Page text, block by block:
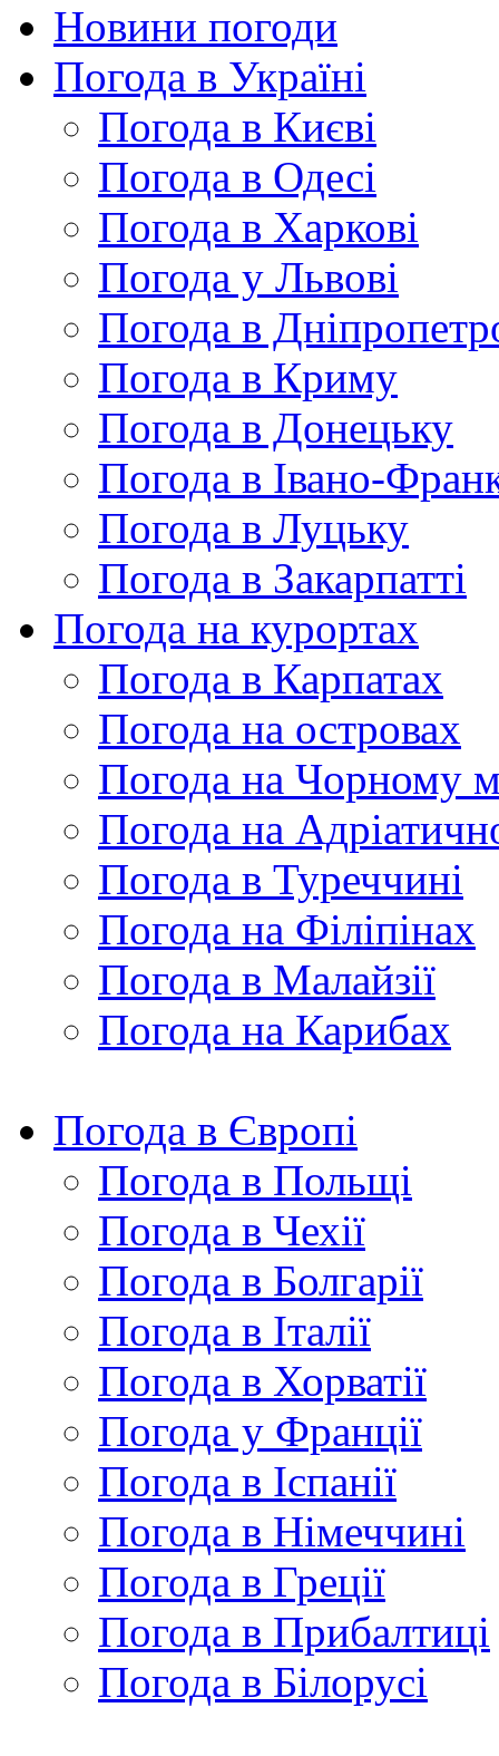
Новини погоди
Погода в Україні
Погода в Києві
Погода в Одесі
Погода в Харкові
Погода у Львові
Погода в
Погода в Криму
Погода в Донецьку
Погода в Івано-
Погода в Луцьку
Погода в Закарпатті
Погода на курортах
Погода в Карпатах
Погода на островах
Погода на Чорному
Погода на
Погода в Туреччині
Погода на Філіпінах
Погода в Малайзії
Погода на Карибах
Погода в Європі
Погода в Польщі
Погода в Чехії
Погода в Болгарії
Погода в Італії
Погода в Хорватії
Погода у Франції
Погода в Іспанії
Погода в Німеччині
Погода в Греції
Погода в Прибалтиці
Погода в Білорусі